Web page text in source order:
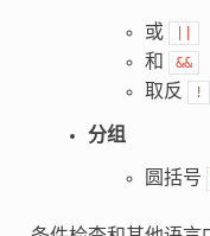
或
和 &&
取反 !
分组
圆括号